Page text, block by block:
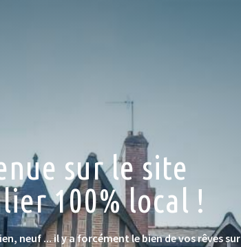
sur le site
100% local !
neuf ... il y a forcément le bien de vos rêves sur